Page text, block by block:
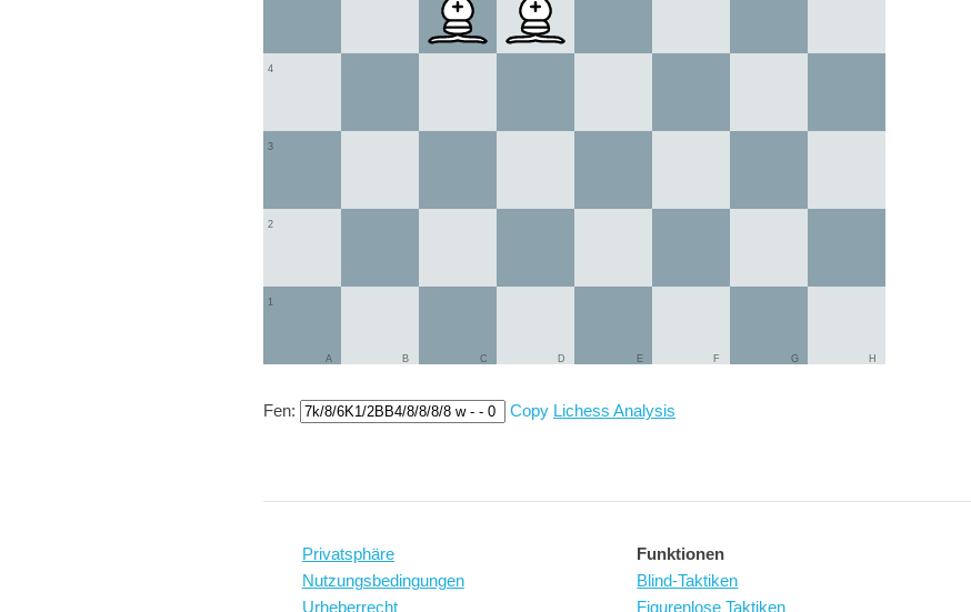
1
2
3
4
A B C D E F G H
Fen: Copy Lichess Analysis
Privatsphäre
Nutzungsbedingungen
Urheberrecht
Funktionen
Blind-Taktiken
Figurenlose Taktiken